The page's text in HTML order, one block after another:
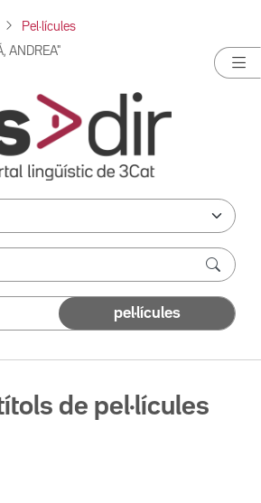
Pel·lícules
ANDREA"
pel·lícules
de pel·lícules